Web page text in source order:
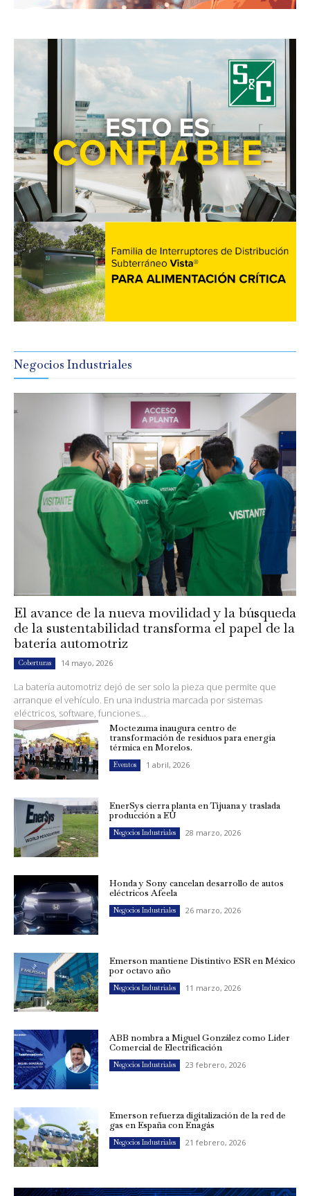
Negocios Industriales
El avance de la nueva movilidad y la búsqueda
de la sustentabilidad transforma el papel de la
batería automotriz
Coberturas 14 mayo, 2026
La batería automotriz dejó de ser solo la pieza que permite que
arranque el vehículo. En una industria marcada por sistemas
eléctricos, software, funciones...
Moctezuma inaugura centro de
transformación de residuos para energía
térmica en Morelos.
Eventos 1 abril, 2026
EnerSys cierra planta en Tijuana y traslada
producción a EU
Negocios Industriales 28 marzo, 2026
Honda y Sony cancelan desarrollo de autos
eléctricos Afeela
Negocios Industriales 26 marzo, 2026
Emerson mantiene Distintivo ESR en México
por octavo año
Negocios Industriales 11 marzo, 2026
ABB nombra a Miguel González como Líder
Comercial de Electrificación
Negocios Industriales 23 febrero, 2026
Emerson refuerza digitalización de la red de
gas en España con Enagás
Negocios Industriales 21 febrero, 2026